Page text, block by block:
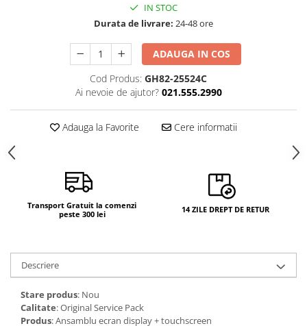
Module si conectori incarcare
Suruburi si adezivi
Piese din dezmembrari (SWAP)
Scule Service GSM
IN STOC
Durata de livrare: 24-48 ore
ADAUGA IN COS
Cod Produs: GH82-25524C
Ai nevoie de ajutor? 021.555.2990
Adauga la Favorite Cere informatii
Transport Gratuit la comenzi
peste 300 lei
14 ZILE DREPT DE RETUR
Descriere
Stare produs: Nou
Calitate: Original Service Pack
Produs: Ansamblu ecran display + touchscreen